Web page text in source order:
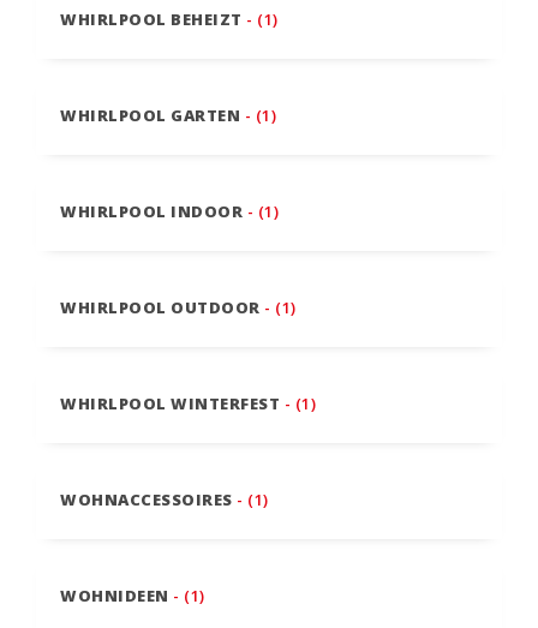
WHIRLPOOL BEHEIZT - (1)
WHIRLPOOL GARTEN - (1)
WHIRLPOOL INDOOR - (1)
WHIRLPOOL OUTDOOR - (1)
WHIRLPOOL WINTERFEST - (1)
WOHNACCESSOIRES - (1)
WOHNIDEEN - (1)